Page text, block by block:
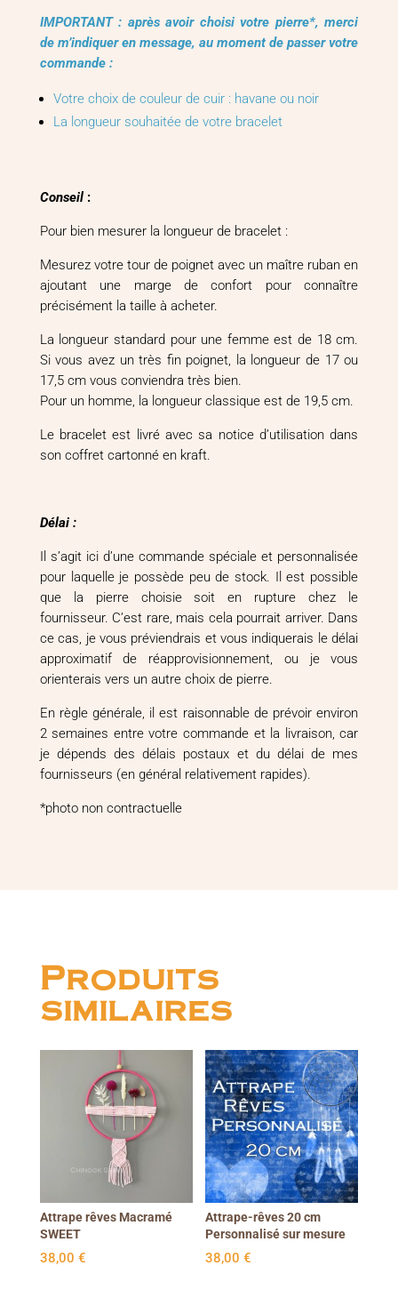
IMPORTANT : après avoir choisi votre pierre*, merci
de m’indiquer en message, au moment de passer votre
commande :
Votre choix de couleur de cuir : havane ou noir
La longueur souhaitée de votre bracelet
Conseil:
Pour bien mesurer la longueur de bracelet :
Mesurez votre tour de poignet avec un maître ruban en
ajoutant une marge de confort pour connaître
précisément la taille à acheter.
La longueur standard pour une femme est de 18 cm.
Si vous avez un très fin poignet, la longueur de 17 ou
17,5 cm vous conviendra très bien.
Pour un homme, la longueur classique est de 19,5 cm.
Le bracelet est livré avec sa notice d’utilisation dans
son coffret cartonné en kraft.
Délai :
Il s’agit ici d’une commande spéciale et personnalisée
pour laquelle je possède peu de stock. Il est possible
que la pierre choisie soit en rupture chez le
fournisseur. C’est rare, mais cela pourrait arriver. Dans
ce cas, je vous préviendrais et vous indiquerais le délai
approximatif de réapprovisionnement, ou je vous
orienterais vers un autre choix de pierre.
En règle générale, il est raisonnable de prévoir environ
2 semaines entre votre commande et la livraison, car
je dépends des délais postaux et du délai de mes
fournisseurs (en général relativement rapides).
*photo non contractuelle
Produits
similaires
Attrape rêves Macramé
SWEET
38,00 €
Attrape-rêves 20 cm
Personnalisé sur mesure
38,00€